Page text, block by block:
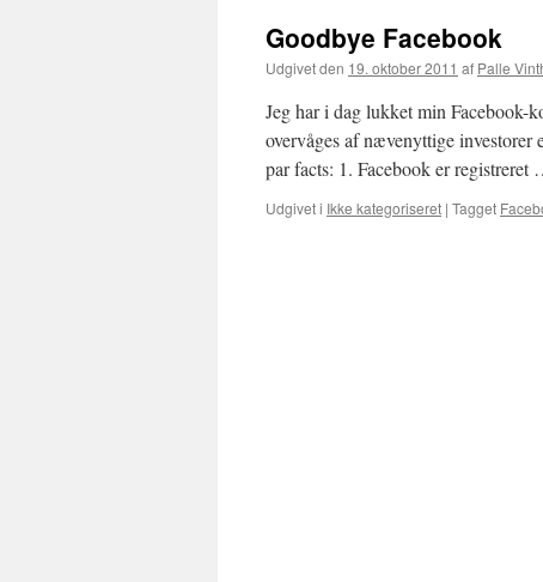
Goodbye Facebook
Udgivet den 19. oktober 2011 af Palle
Jeg har i dag lukket min Facebook-
overvåges af nævenyttige investorer
par facts: 1. Facebook er registreret
Udgivet i Ikke kategoriseret | Tagget